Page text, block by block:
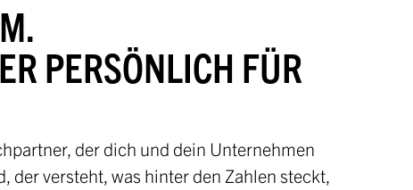
PERSÖNLICH FÜR
der dich und dein Unternehmen
der versteht, was hinter den Zahlen steckt,